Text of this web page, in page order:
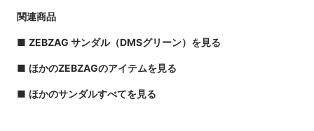
関連商品
■ ZEBZAG サンダル（DMSグリーン）を見る
■ ほかのZEBZAGのアイテムを見る
■ ほかのサンダルすべてを見る